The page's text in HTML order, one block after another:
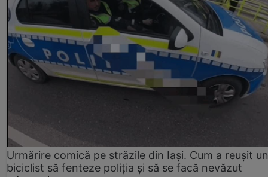
Urmărire comică pe străzile din Iași. Cum a reușit un
biciclist să fenteze poliția și să se facă nevăzut